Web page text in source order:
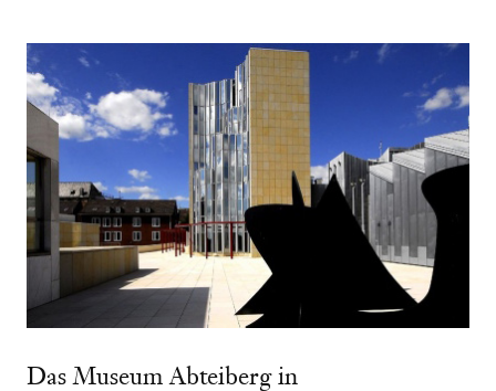
Das Museum Abteiberg in